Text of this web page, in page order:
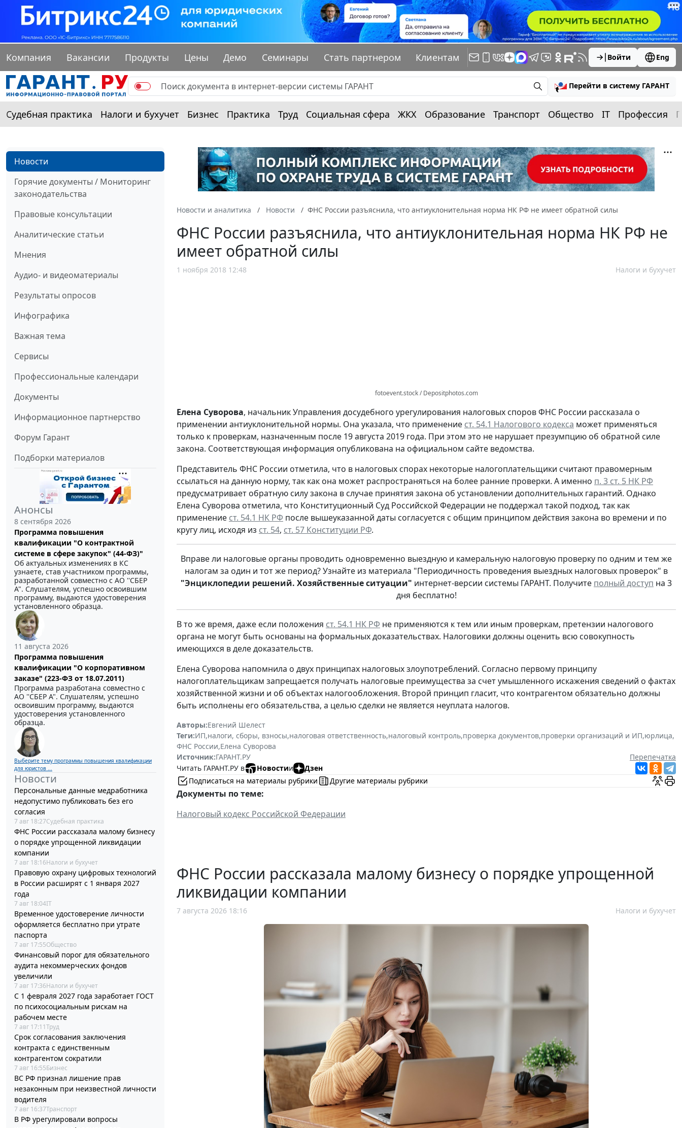
Компания Вакансии Продукты Цены Демо Семинары Стать партнером Клиентам Войти Eng
Перейти в систему ГАРАНТ
Судебная практика Налоги и бухучет Бизнес Практика Труд Социальная сфера ЖКХ Образование Транспорт Общество IT Профессия
Новости
Горячие документы / Мониторинг
законодательства
Правовые консультации
Аналитические статьи
Мнения
Аудио- и видеоматериалы
Результаты опросов
Инфографика
Важная тема
Сервисы
Профессиональные календари
Документы
Информационное партнерство
Форум Гарант
Подборки материалов
Анонсы
8 сентября 2026
Программа повышения
квалификации "О контрактной
системе в сфере закупок" (44-ФЗ)"
Об актуальных изменениях в КС
узнаете, став участником программы,
разработанной совместно с АО ''СБЕР
А". Слушателям, успешно освоившим
программу, выдаются удостоверения
установленного образца.
11 августа 2026
Программа повышения
квалификации "О корпоративном
заказе" (223-ФЗ от 18.07.2011)
Программа разработана совместно с
АО ''СБЕР А". Слушателям, успешно
освоившим программу, выдаются
удостоверения установленного
образца.
Выберите тему программы повышения квалификации
для юристов ...
Новости
Персональные данные медработника
недопустимо публиковать без его
согласия
7 авг 18:27Судебная практика
ФНС России рассказала малому бизнесу
о порядке упрощенной ликвидации
компании
7 авг 18:16Налоги и бухучет
Правовую охрану цифровых технологий
в России расширят с 1 января 2027
года
7 авг 18:04IT
Временное удостоверение личности
оформляется бесплатно при утрате
паспорта
7 авг 17:55Общество
Финансовый порог для обязательного
аудита некоммерческих фондов
увеличили
7 авг 17:36Налоги и бухучет
С 1 февраля 2027 года заработает ГОСТ
по психосоциальным рискам на
рабочем месте
7 авг 17:11Труд
Срок согласования заключения
контракта с единственным
контрагентом сократили
7 авг 16:55Бизнес
ВС РФ признал лишение прав
незаконным при неизвестной личности
водителя
7 авг 16:37Транспорт
В РФ урегулировали вопросы
Новости и аналитика Новости ФНС России разъяснила, что антиуклонительная норма НК РФ не имеет обратной силы
ФНС России разъяснила, что антиуклонительная норма НК РФ не
имеет обратной силы
1 ноября 2018 12:48 Налоги и бухучет
fotoevent.stock / Depositphotos.com
Елена Суворова, начальник Управления досудебного урегулирования налоговых споров ФНС России рассказала о
применении антиуклонительной нормы. Она указала, что применение ст. 54.1 Налогового кодекса может применяться
только к проверкам, назначенным после 19 августа 2019 года. При этом это не нарушает презумпцию об обратной силе
закона. Соответствующая информация опубликована на официальном сайте ведомства.
Представитель ФНС России отметила, что в налоговых спорах некоторые налогоплательщики считают правомерным
ссылаться на данную норму, так как она может распространяться на более ранние проверки. А именно п. 3 ст. 5 НК РФ
предусматривает обратную силу закона в случае принятия закона об установлении дополнительных гарантий. Однако
Елена Суворова отметила, что Конституционный Суд Российской Федерации не поддержал такой подход, так как
применение ст. 54.1 НК РФ после вышеуказанной даты согласуется с общим принципом действия закона во времени и по
кругу лиц, исходя из ст. 54, ст. 57 Конституции РФ.
Вправе ли налоговые органы проводить одновременно выездную и камеральную налоговую проверку по одним и тем же
налогам за один и тот же период? Узнайте из материала "Периодичность проведения выездных налоговых проверок" в
"Энциклопедии решений. Хозяйственные ситуации" интернет-версии системы ГАРАНТ. Получите полный доступ на 3
дня бесплатно!
В то же время, даже если положения ст. 54.1 НК РФ не применяются к тем или иным проверкам, претензии налогового
органа не могут быть основаны на формальных доказательствах. Налоговики должны оценить всю совокупность
имеющихся в деле доказательств.
Елена Суворова напомнила о двух принципах налоговых злоупотреблений. Согласно первому принципу
налогоплательщикам запрещается получать налоговые преимущества за счет умышленного искажения сведений о фактах
хозяйственной жизни и об объектах налогообложения. Второй принцип гласит, что контрагентом обязательно должны
быть исполнены его обязательства, а целью сделки не является неуплата налогов.
Авторы:Евгений Шелест
Теги:ИП,налоги, сборы, взносы,налоговая ответственность,налоговый контроль,проверка документов,проверки организаций и ИП,юрлица,
ФНС России,Елена Суворова
Источник:ГАРАНТ.РУ
Перепечатка
Читать ГАРАНТ.РУ в
Новостии
Дзен
Подписаться на материалы рубрики
Другие материалы рубрики
Документы по теме:
Налоговый кодекс Российской Федерации
ФНС России рассказала малому бизнесу о порядке упрощенной
ликвидации компании
7 августа 2026 18:16 Налоги и бухучет